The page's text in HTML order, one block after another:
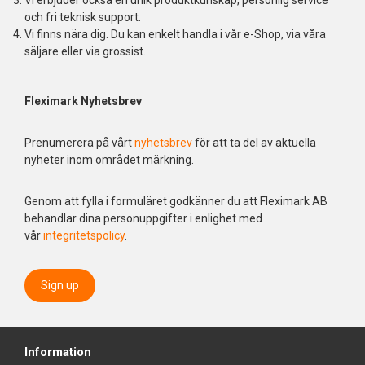
och fri teknisk support.
Vi finns nära dig. Du kan enkelt handla i vår e-Shop, via våra
säljare eller via grossist.
Fleximark Nyhetsbrev
Prenumerera på vårtnyhetsbrevför att ta del av aktuella
nyheter inom området märkning.
Genom att fylla i formuläret godkänner du att Fleximark AB
behandlar dina personuppgifter i enlighet med
vårintegritetspolicy.
Sign up
Information